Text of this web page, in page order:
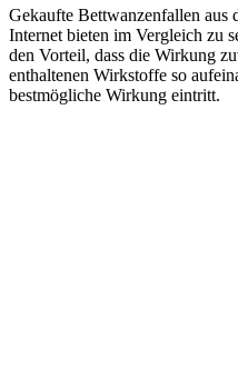
Gekaufte Bettwanzenfallen aus
Internet bieten im Vergleich zu
den Vorteil, dass die Wirkung
enthaltenen Wirkstoffe so
bestmögliche Wirkung eintritt.